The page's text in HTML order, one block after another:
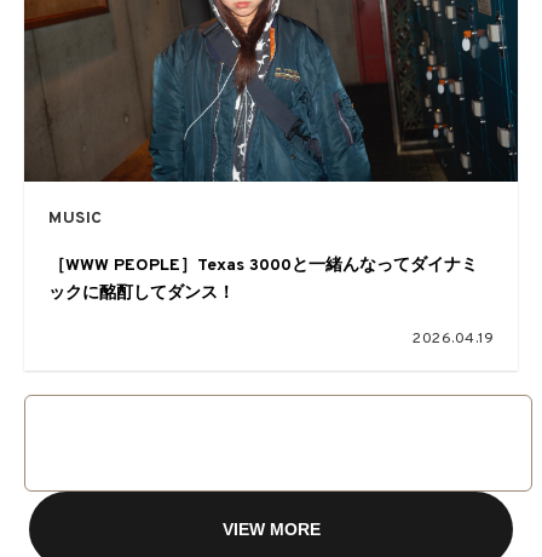
MUSIC
［WWW PEOPLE］Texas 3000と一緒んなってダイナミ
ックに酩酊してダンス！
2026.04.19
VIEW MORE